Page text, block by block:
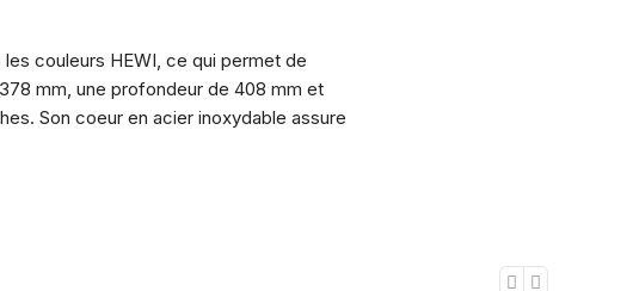
couleurs HEWI, ce qui permet de
mm, une profondeur de 408 mm et
Son coeur en acier inoxydable assure